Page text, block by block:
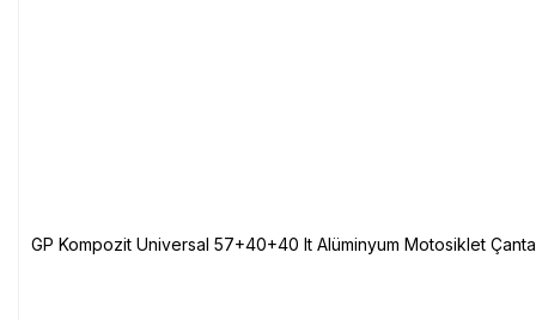
GP Kompozit Universal 57+40+40 lt Alüminyum Motosiklet